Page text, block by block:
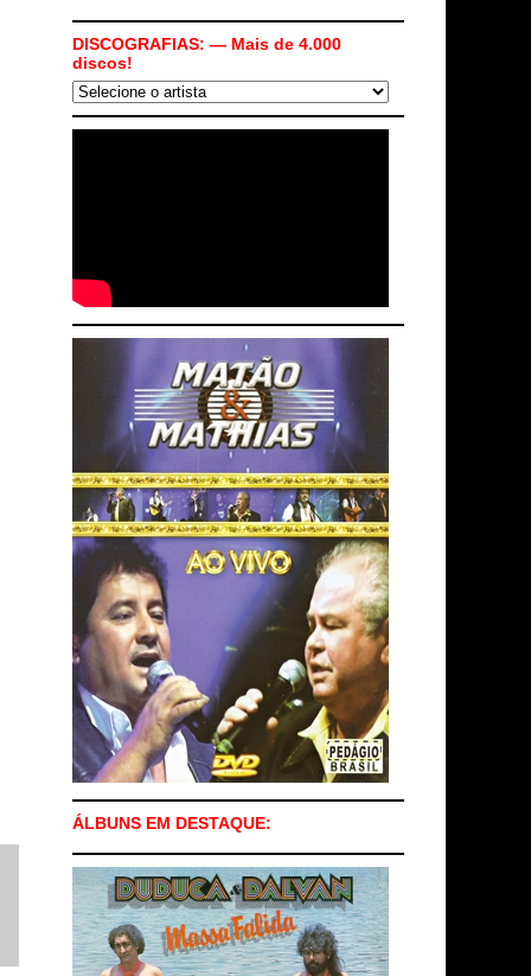
DISCOGRAFIAS: — Mais de 4.000
discos!
ÁLBUNS EM DESTAQUE: